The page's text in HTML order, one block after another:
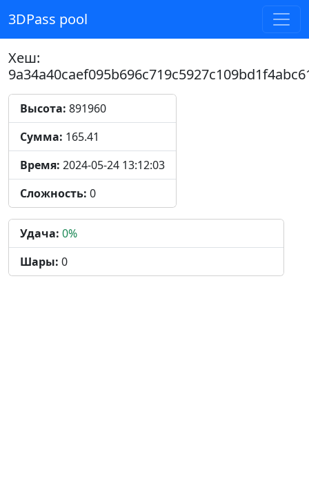
3DPass pool
Хеш:
Высота: 891960
Сумма: 165.41
Время: 2024-05-24 13:12:03
Сложность: 0
Удача: 0%
Шары: 0